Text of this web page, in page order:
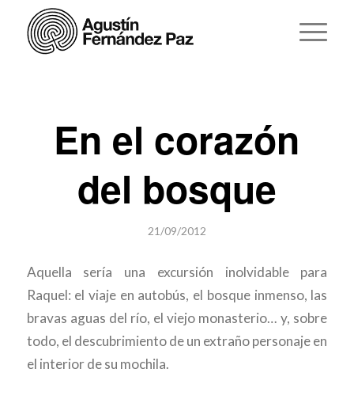
En el corazón
del bosque
21/09/2012
Aquella sería una excursión inolvidable para
Raquel: el viaje en autobús, el bosque inmenso, las
bravas aguas del río, el viejo monasterio… y, sobre
todo, el descubrimiento de un extraño personaje en
el interior de su mochila.